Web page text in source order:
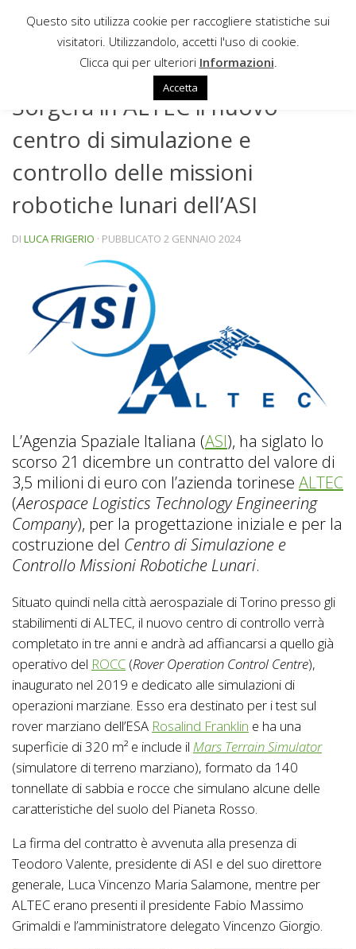
Sotto il contenuto
Sorgerà in ALTEC il nuovo
centro di simulazione e
controllo delle missioni
robotiche lunari dell’ASI
DI LUCA FRIGERIO · PUBBLICATO 2 GENNAIO 2024
L’Agenzia Spaziale Italiana (ASI), ha siglato lo
scorso 21 dicembre un contratto del valore di
3,5 milioni di euro con l’azienda torinese ALTEC
(Aerospace Logistics Technology Engineering
Company), per la progettazione iniziale e per la
costruzione del Centro di Simulazione e
Controllo Missioni Robotiche Lunari.
Situato quindi nella città aerospaziale di Torino presso gli
stabilimenti di ALTEC, il nuovo centro di controllo verrà
completato in tre anni e andrà ad affiancarsi a quello già
operativo del ROCC (Rover Operation Control Centre),
inaugurato nel 2019 e dedicato alle simulazioni di
operazioni marziane. Esso era destinato per i test sul
rover marziano dell’ESA Rosalind Franklin e ha una
superficie di 320 m² e include il Mars Terrain Simulator
(simulatore di terreno marziano), formato da 140
tonnellate di sabbia e rocce che simulano alcune delle
caratteristiche del suolo del Pianeta Rosso.
La firma del contratto è avvenuta alla presenza di
Teodoro Valente, presidente di ASI e del suo direttore
generale, Luca Vincenzo Maria Salamone, mentre per
ALTEC erano presenti il presidente Fabio Massimo
Grimaldi e l’amministratore delegato Vincenzo Giorgio.
Questo sito utilizza cookie per raccogliere statistiche sui
visitatori. Utilizzandolo, accetti l'uso di cookie.
Clicca qui per ulteriori Informazioni
Accetta